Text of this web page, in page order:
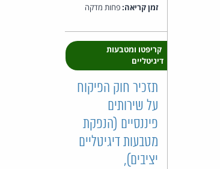
זמן קריאה:פחות מדקה
קריפטו ומטבעות
דיגיטליים
תזכיר חוק הפיקוח
על שירותים
פיננסיים (הנפקת
מטבעות דיגיטליים
יציבים),